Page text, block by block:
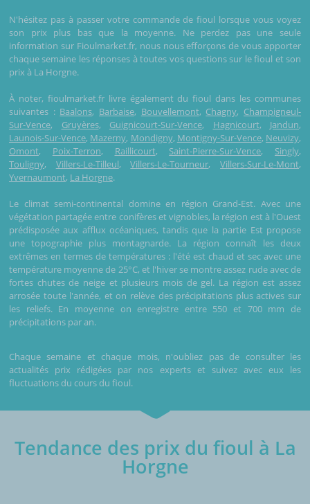
N'hésitez pas à passer votre commande de fioul lorsque vous voyez
son prix plus bas que la moyenne. Ne perdez pas une seule
information sur Fioulmarket.fr, nous nous efforçons de vous apporter
chaque semaine les réponses à toutes vos questions sur le fioul et son
prix à La Horgne.
À noter, fioulmarket.fr livre également du fioul dans les communes
suivantes : Baalons, Barbaise, Bouvellemont, Chagny, Champigneul-
Sur-Vence, Gruyères, Guignicourt-Sur-Vence, Hagnicourt, Jandun,
Launois-Sur-Vence, Mazerny, Mondigny, Montigny-Sur-Vence, Neuvizy,
Omont, Poix-Terron, Raillicourt, Saint-Pierre-Sur-Vence, Singly,
Touligny, Villers-Le-Tilleul,Villers-Le-Tourneur,Villers-Sur-Le-Mont,
Yvernaumont, La Horgne.
Le climat semi-continental domine en région Grand-Est. Avec une
végétation partagée entre conifères et vignobles, la région est à l'Ouest
prédisposée aux afflux océaniques, tandis que la partie Est propose
une topographie plus montagnarde. La région connaît les deux
extrêmes en termes de températures : l'été est chaud et sec avec une
température moyenne de 25°C, et l'hiver se montre assez rude avec de
fortes chutes de neige et plusieurs mois de gel. La région est assez
arrosée toute l'année, et on relève des précipitations plus actives sur
les reliefs. En moyenne on enregistre entre 550 et 700 mm de
précipitations par an.
Chaque semaine et chaque mois, n'oubliez pas de consulter les
actualités prix rédigées par nos experts et suivez avec eux les
fluctuations du cours du fioul.
Tendance des prix du fioul à La
Horgne